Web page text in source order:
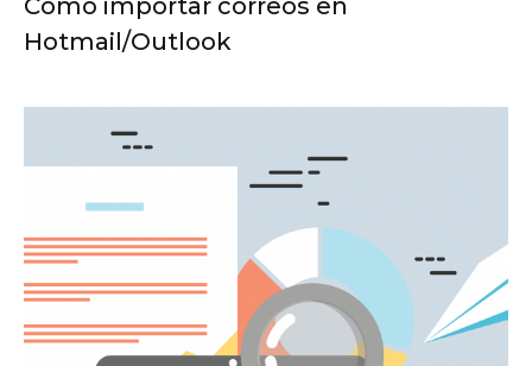
Hotmail/Outlook